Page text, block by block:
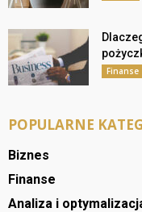
Finanse
POPULARNE
Biznes
Finanse
Analiza i